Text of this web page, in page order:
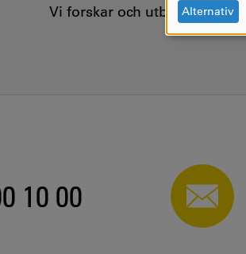
Vi forskar och utbildar kring
10 00
OCH
COOKIES
Alternativ